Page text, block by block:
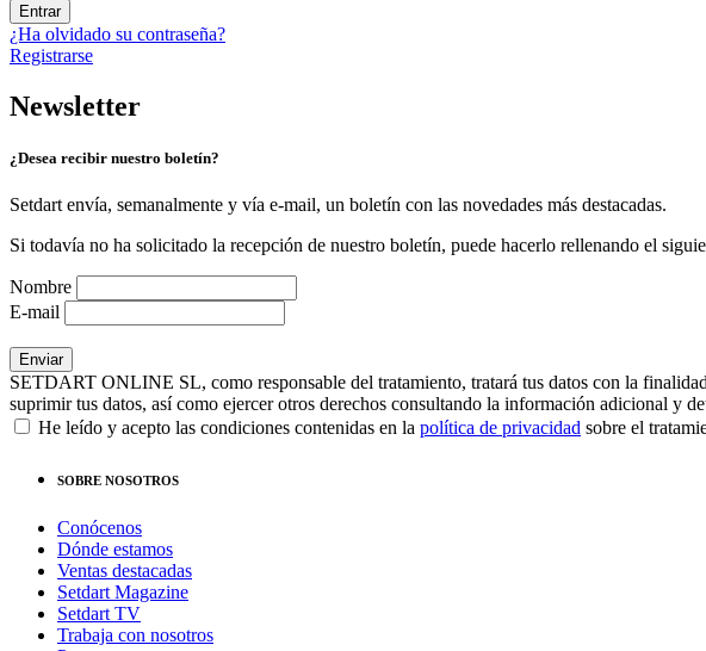
Entrar
¿Ha olvidado su contraseña?
Registrarse
Newsletter
¿Desea recibir nuestro boletín?
Setdart envía, semanalmente y vía e-mail, un boletín con las novedades más destacadas.
Si todavía no ha solicitado la recepción de nuestro boletín, puede hacerlo rellenando el
Nombre
E-mail
SETDART ONLINE SL, como responsable del tratamiento, tratará tus datos con la
suprimir tus datos, así como ejercer otros derechos consultando la información adicional y
He leído y acepto las condiciones contenidas en la política de privacidad sobre el
SOBRE NOSOTROS
Conócenos
Dónde estamos
Ventas destacadas
Setdart Magazine
Setdart TV
Trabaja con nosotros